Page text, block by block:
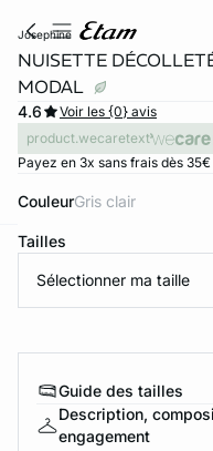
josephine
NUISETTE
MODAL
4.6
Voir les {0} avis
product.wecaretext
Payez en 3x sans frais dès
Couleur gris clair
Tailles
Sélectionner ma taille
Guide des tailles
Description,
engagement